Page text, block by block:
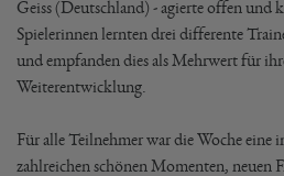
Geiss (Deutschland) - agierte offen und
Spielerinnen lernten drei differente
und empfanden dies als Mehrwert für
Weiterentwicklung.
Für alle Teilnehmer war die Woche eine
zahlreichen schönen Momenten, neuen